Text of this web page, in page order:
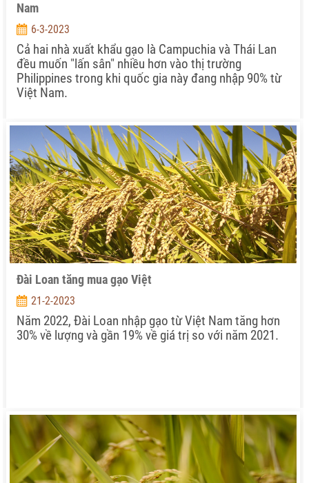
Nam
6-3-2023
Cả hai nhà xuất khẩu gạo là Campuchia và Thái Lan
đều muốn "lấn sân" nhiều hơn vào thị trường
Philippines trong khi quốc gia này đang nhập 90% từ
Việt Nam.
Đài Loan tăng mua gạo Việt
21-2-2023
Năm 2022, Đài Loan nhập gạo từ Việt Nam tăng hơn
30% về lượng và gần 19% về giá trị so với năm 2021.